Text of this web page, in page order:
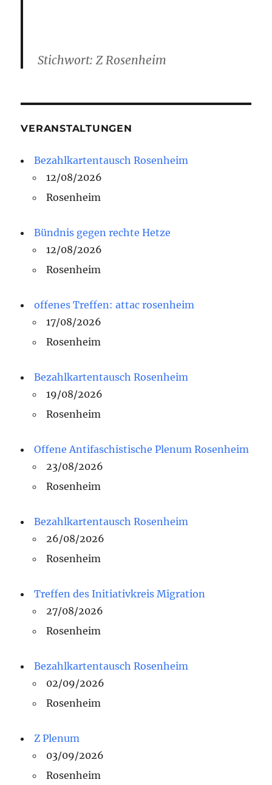
Stichwort: Z Rosenheim
VERANSTALTUNGEN
Bezahlkartentausch Rosenheim
12/08/2026
Rosenheim
Bündnis gegen rechte Hetze
12/08/2026
Rosenheim
offenes Treffen: attac rosenheim
17/08/2026
Rosenheim
Bezahlkartentausch Rosenheim
19/08/2026
Rosenheim
Offene Antifaschistische Plenum Rosenheim
23/08/2026
Rosenheim
Bezahlkartentausch Rosenheim
26/08/2026
Rosenheim
Treffen des Initiativkreis Migration
27/08/2026
Rosenheim
Bezahlkartentausch Rosenheim
02/09/2026
Rosenheim
Z Plenum
03/09/2026
Rosenheim